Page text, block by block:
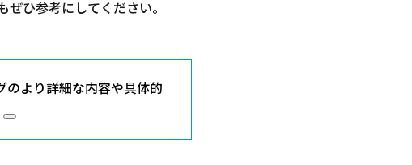
ひ参考にしてください。
のより詳細な内容や具体的